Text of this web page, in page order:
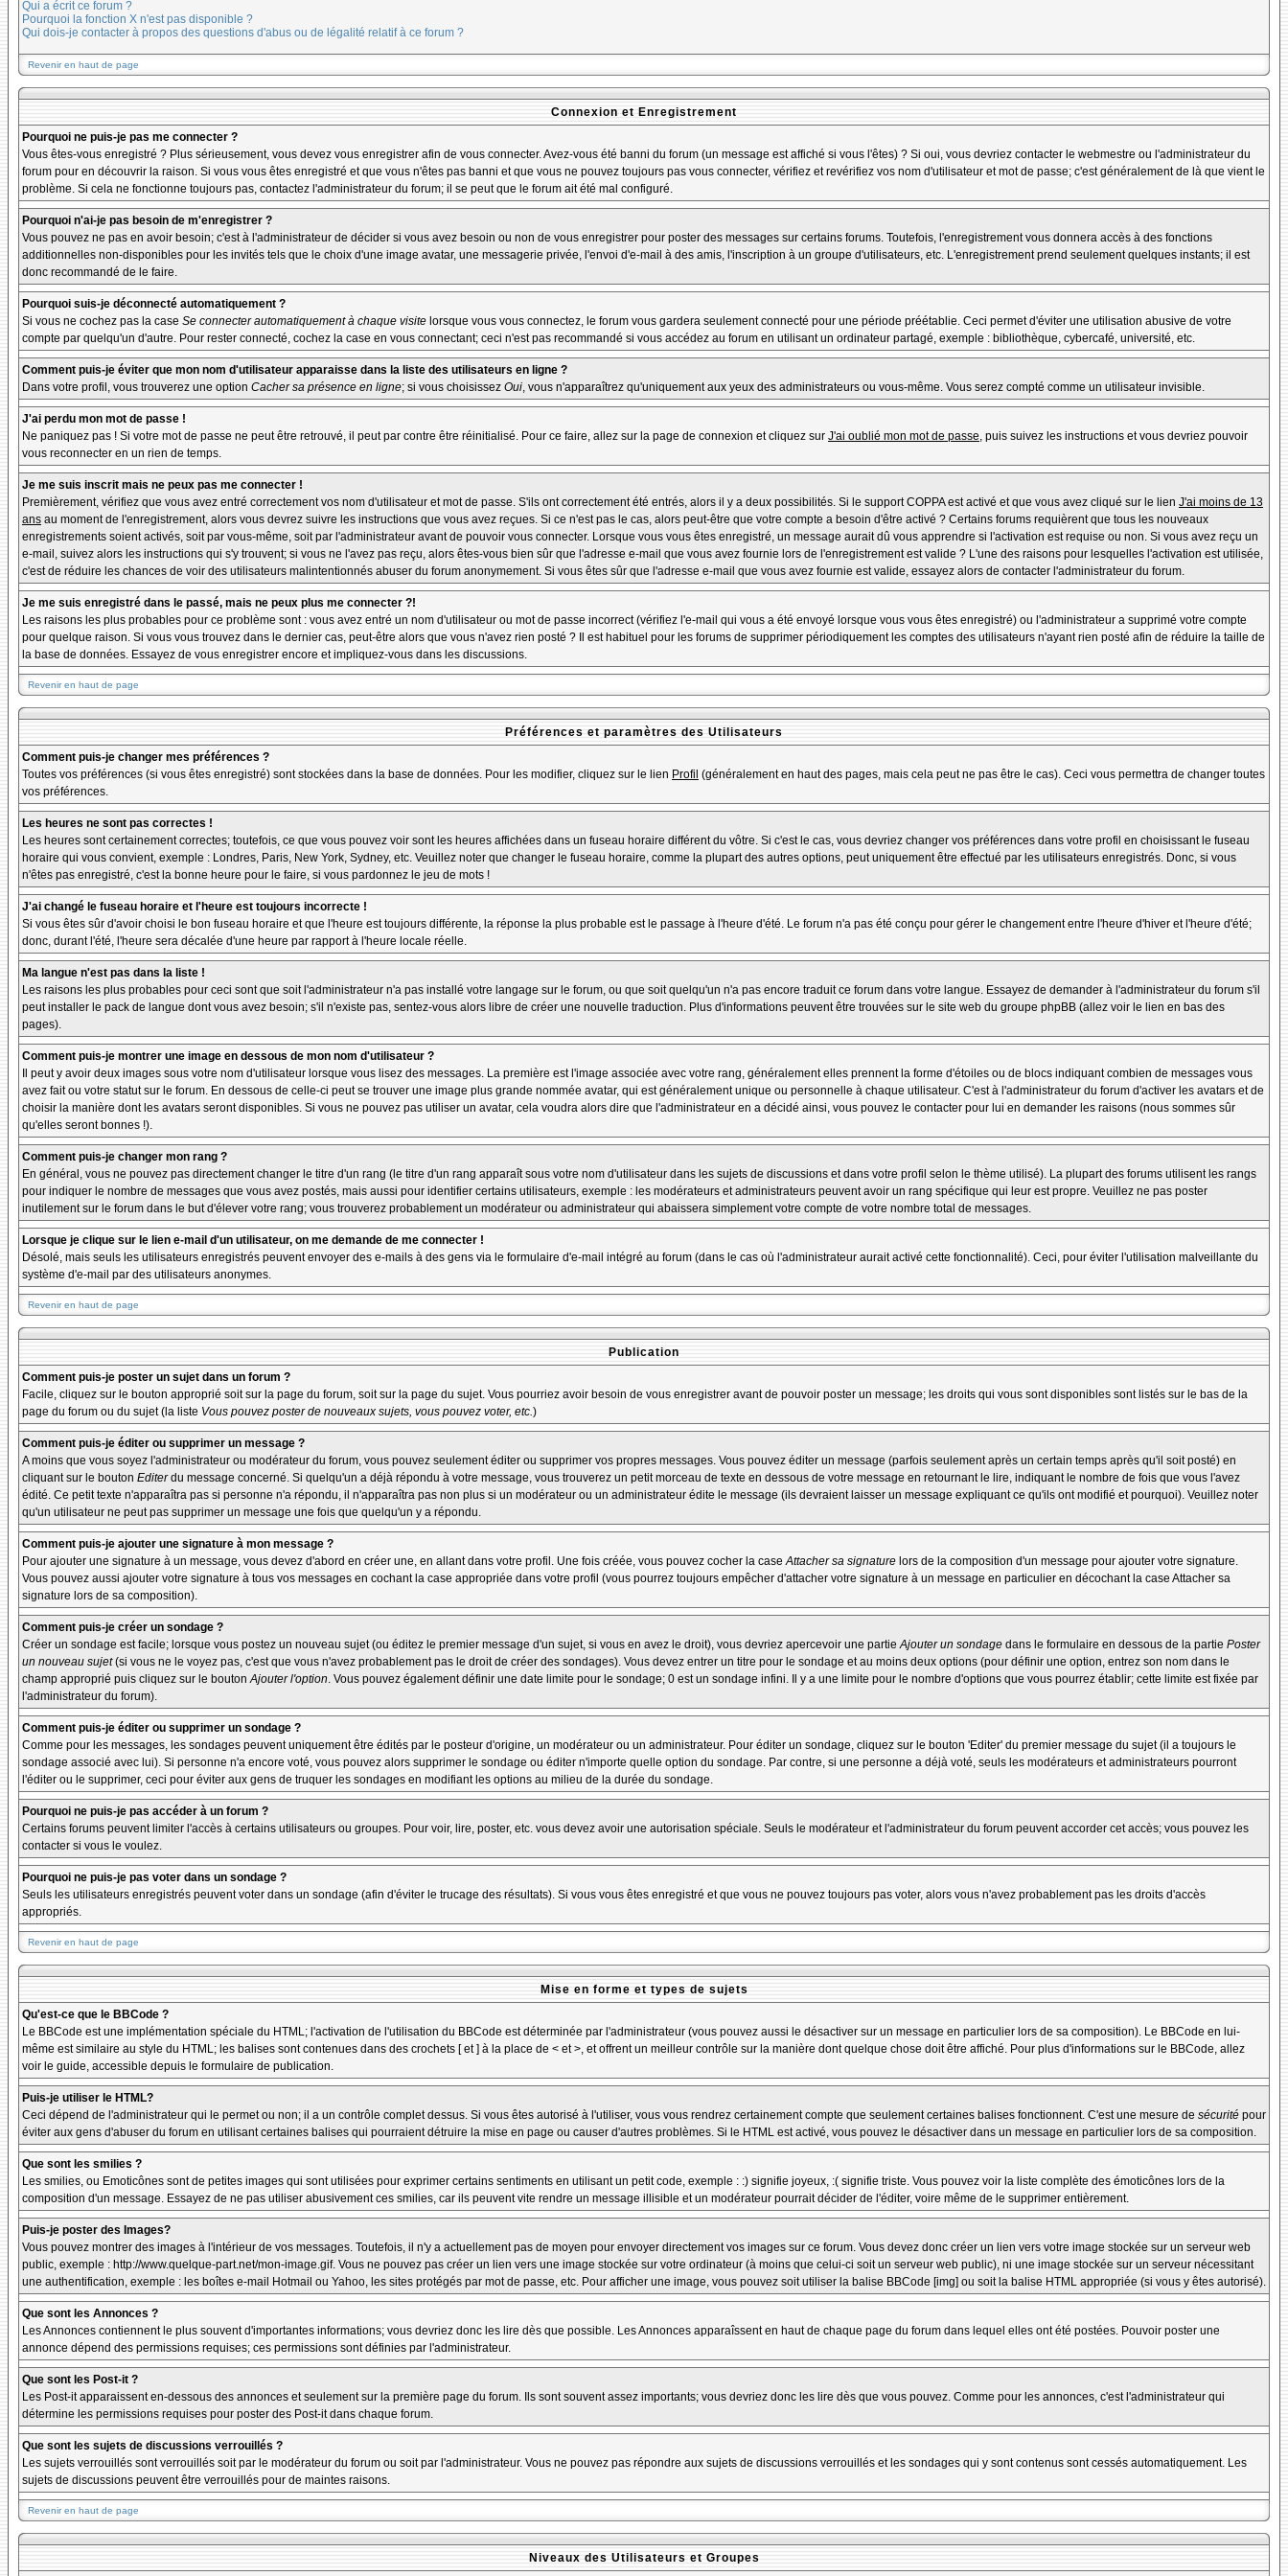
Qui a écrit ce forum ?
Pourquoi la fonction X n'est pas disponible ?
Qui dois-je contacter à propos des questions d'abus ou de légalité relatif à ce forum ?
Revenir en haut de page
Connexion et Enregistrement
Pourquoi ne puis-je pas me connecter ?
Vous êtes-vous enregistré ? Plus sérieusement, vous devez vous enregistrer afin de vous connecter. Avez-vous été banni du forum (un message est affiché si vous l'êtes) ? Si oui, vous devriez contacter le webmestre ou l'administrateur du
forum pour en découvrir la raison. Si vous vous êtes enregistré et que vous n'êtes pas banni et que vous ne pouvez toujours pas vous connecter, vérifiez et revérifiez vos nom d'utilisateur et mot de passe; c'est généralement de là que vient le
problème. Si cela ne fonctionne toujours pas, contactez l'administrateur du forum; il se peut que le forum ait été mal configuré.
Pourquoi n'ai-je pas besoin de m'enregistrer ?
Vous pouvez ne pas en avoir besoin; c'est à l'administrateur de décider si vous avez besoin ou non de vous enregistrer pour poster des messages sur certains forums. Toutefois, l'enregistrement vous donnera accès à des fonctions
additionnelles non-disponibles pour les invités tels que le choix d'une image avatar, une messagerie privée, l'envoi d'e-mail à des amis, l'inscription à un groupe d'utilisateurs, etc. L'enregistrement prend seulement quelques instants; il est
donc recommandé de le faire.
Pourquoi suis-je déconnecté automatiquement ?
Si vous ne cochez pas la case Se connecter automatiquement à chaque visite lorsque vous vous connectez, le forum vous gardera seulement connecté pour une période préétablie. Ceci permet d'éviter une utilisation abusive de votre
compte par quelqu'un d'autre. Pour rester connecté, cochez la case en vous connectant; ceci n'est pas recommandé si vous accédez au forum en utilisant un ordinateur partagé, exemple : bibliothèque, cybercafé, université, etc.
Comment puis-je éviter que mon nom d'utilisateur apparaisse dans la liste des utilisateurs en ligne ?
Dans votre profil, vous trouverez une option Cacher sa présence en ligne; si vous choisissez Oui, vous n'apparaîtrez qu'uniquement aux yeux des administrateurs ou vous-même. Vous serez compté comme un utilisateur invisible.
J'ai perdu mon mot de passe !
Ne paniquez pas ! Si votre mot de passe ne peut être retrouvé, il peut par contre être réinitialisé. Pour ce faire, allez sur la page de connexion et cliquez sur J'ai oublié mon mot de passe, puis suivez les instructions et vous devriez pouvoir
vous reconnecter en un rien de temps.
Je me suis inscrit mais ne peux pas me connecter !
Premièrement, vérifiez que vous avez entré correctement vos nom d'utilisateur et mot de passe. S'ils ont correctement été entrés, alors il y a deux possibilités. Si le support COPPA est activé et que vous avez cliqué sur le lien J'ai moins de 13
ans au moment de l'enregistrement, alors vous devrez suivre les instructions que vous avez reçues. Si ce n'est pas le cas, alors peut-être que votre compte a besoin d'être activé ? Certains forums requièrent que tous les nouveaux
enregistrements soient activés, soit par vous-même, soit par l'administrateur avant de pouvoir vous connecter. Lorsque vous vous êtes enregistré, un message aurait dû vous apprendre si l'activation est requise ou non. Si vous avez reçu un
e-mail, suivez alors les instructions qui s'y trouvent; si vous ne l'avez pas reçu, alors êtes-vous bien sûr que l'adresse e-mail que vous avez fournie lors de l'enregistrement est valide ? L'une des raisons pour lesquelles l'activation est utilisée,
c'est de réduire les chances de voir des utilisateurs malintentionnés abuser du forum anonymement. Si vous êtes sûr que l'adresse e-mail que vous avez fournie est valide, essayez alors de contacter l'administrateur du forum.
Je me suis enregistré dans le passé, mais ne peux plus me connecter ?!
Les raisons les plus probables pour ce problème sont : vous avez entré un nom d'utilisateur ou mot de passe incorrect (vérifiez l'e-mail qui vous a été envoyé lorsque vous vous êtes enregistré) ou l'administrateur a supprimé votre compte
pour quelque raison. Si vous vous trouvez dans le dernier cas, peut-être alors que vous n'avez rien posté ? Il est habituel pour les forums de supprimer périodiquement les comptes des utilisateurs n'ayant rien posté afin de réduire la taille de
la base de données. Essayez de vous enregistrer encore et impliquez-vous dans les discussions.
Revenir en haut de page
Préférences et paramètres des Utilisateurs
Comment puis-je changer mes préférences ?
Toutes vos préférences (si vous êtes enregistré) sont stockées dans la base de données. Pour les modifier, cliquez sur le lien Profil (généralement en haut des pages, mais cela peut ne pas être le cas). Ceci vous permettra de changer toutes
vos préférences.
Les heures ne sont pas correctes !
Les heures sont certainement correctes; toutefois, ce que vous pouvez voir sont les heures affichées dans un fuseau horaire différent du vôtre. Si c'est le cas, vous devriez changer vos préférences dans votre profil en choisissant le fuseau
horaire qui vous convient, exemple : Londres, Paris, New York, Sydney, etc. Veuillez noter que changer le fuseau horaire, comme la plupart des autres options, peut uniquement être effectué par les utilisateurs enregistrés. Donc, si vous
n'êtes pas enregistré, c'est la bonne heure pour le faire, si vous pardonnez le jeu de mots !
J'ai changé le fuseau horaire et l'heure est toujours incorrecte !
Si vous êtes sûr d'avoir choisi le bon fuseau horaire et que l'heure est toujours différente, la réponse la plus probable est le passage à l'heure d'été. Le forum n'a pas été conçu pour gérer le changement entre l'heure d'hiver et l'heure d'été;
donc, durant l'été, l'heure sera décalée d'une heure par rapport à l'heure locale réelle.
Ma langue n'est pas dans la liste !
Les raisons les plus probables pour ceci sont que soit l'administrateur n'a pas installé votre langage sur le forum, ou que soit quelqu'un n'a pas encore traduit ce forum dans votre langue. Essayez de demander à l'administrateur du forum s'il
peut installer le pack de langue dont vous avez besoin; s'il n'existe pas, sentez-vous alors libre de créer une nouvelle traduction. Plus d'informations peuvent être trouvées sur le site web du groupe phpBB (allez voir le lien en bas des
pages).
Comment puis-je montrer une image en dessous de mon nom d'utilisateur ?
Il peut y avoir deux images sous votre nom d'utilisateur lorsque vous lisez des messages. La première est l'image associée avec votre rang, généralement elles prennent la forme d'étoiles ou de blocs indiquant combien de messages vous
avez fait ou votre statut sur le forum. En dessous de celle-ci peut se trouver une image plus grande nommée avatar, qui est généralement unique ou personnelle à chaque utilisateur. C'est à l'administrateur du forum d'activer les avatars et de
choisir la manière dont les avatars seront disponibles. Si vous ne pouvez pas utiliser un avatar, cela voudra alors dire que l'administrateur en a décidé ainsi, vous pouvez le contacter pour lui en demander les raisons (nous sommes sûr
qu'elles seront bonnes !).
Comment puis-je changer mon rang ?
En général, vous ne pouvez pas directement changer le titre d'un rang (le titre d'un rang apparaît sous votre nom d'utilisateur dans les sujets de discussions et dans votre profil selon le thème utilisé). La plupart des forums utilisent les rangs
pour indiquer le nombre de messages que vous avez postés, mais aussi pour identifier certains utilisateurs, exemple : les modérateurs et administrateurs peuvent avoir un rang spécifique qui leur est propre. Veuillez ne pas poster
inutilement sur le forum dans le but d'élever votre rang; vous trouverez probablement un modérateur ou administrateur qui abaissera simplement votre compte de votre nombre total de messages.
Lorsque je clique sur le lien e-mail d'un utilisateur, on me demande de me connecter !
Désolé, mais seuls les utilisateurs enregistrés peuvent envoyer des e-mails à des gens via le formulaire d'e-mail intégré au forum (dans le cas où l'administrateur aurait activé cette fonctionnalité). Ceci, pour éviter l'utilisation malveillante du
système d'e-mail par des utilisateurs anonymes.
Revenir en haut de page
Publication
Comment puis-je poster un sujet dans un forum ?
Facile, cliquez sur le bouton approprié soit sur la page du forum, soit sur la page du sujet. Vous pourriez avoir besoin de vous enregistrer avant de pouvoir poster un message; les droits qui vous sont disponibles sont listés sur le bas de la
page du forum ou du sujet (la liste Vous pouvez poster de nouveaux sujets, vous pouvez voter, etc.)
Comment puis-je éditer ou supprimer un message ?
A moins que vous soyez l'administrateur ou modérateur du forum, vous pouvez seulement éditer ou supprimer vos propres messages. Vous pouvez éditer un message (parfois seulement après un certain temps après qu'il soit posté) en
cliquant sur le bouton Editerdu message concerné. Si quelqu'un a déjà répondu à votre message, vous trouverez un petit morceau de texte en dessous de votre message en retournant le lire, indiquant le nombre de fois que vous l'avez
édité. Ce petit texte n'apparaîtra pas si personne n'a répondu, il n'apparaîtra pas non plus si un modérateur ou un administrateur édite le message (ils devraient laisser un message expliquant ce qu'ils ont modifié et pourquoi). Veuillez noter
qu'un utilisateur ne peut pas supprimer un message une fois que quelqu'un y a répondu.
Comment puis-je ajouter une signature à mon message ?
Pour ajouter une signature à un message, vous devez d'abord en créer une, en allant dans votre profil. Une fois créée, vous pouvez cocher la caseAttacher sa signature lors de la composition d'un message pour ajouter votre signature.
Vous pouvez aussi ajouter votre signature à tous vos messages en cochant la case appropriée dans votre profil (vous pourrez toujours empêcher d'attacher votre signature à un message en particulier en décochant la case Attacher sa
signature lors de sa composition).
Comment puis-je créer un sondage ?
Créer un sondage est facile; lorsque vous postez un nouveau sujet (ou éditez le premier message d'un sujet, si vous en avez le droit), vous devriez apercevoir une partieAjouter un sondage dans le formulaire en dessous de la partie Poster
un nouveau sujet(si vous ne le voyez pas, c'est que vous n'avez probablement pas le droit de créer des sondages). Vous devez entrer un titre pour le sondage et au moins deux options (pour définir une option, entrez son nom dans le
champ approprié puis cliquez sur le boutonAjouter l'option. Vous pouvez également définir une date limite pour le sondage; 0 est un sondage infini. Il y a une limite pour le nombre d'options que vous pourrez établir; cette limite est fixée par
l'administrateur du forum).
Comment puis-je éditer ou supprimer un sondage ?
Comme pour les messages, les sondages peuvent uniquement être édités par le posteur d'origine, un modérateur ou un administrateur. Pour éditer un sondage, cliquez sur le bouton 'Editer' du premier message du sujet (il a toujours le
sondage associé avec lui). Si personne n'a encore voté, vous pouvez alors supprimer le sondage ou éditer n'importe quelle option du sondage. Par contre, si une personne a déjà voté, seuls les modérateurs et administrateurs pourront
l'éditer ou le supprimer, ceci pour éviter aux gens de truquer les sondages en modifiant les options au milieu de la durée du sondage.
Pourquoi ne puis-je pas accéder à un forum ?
Certains forums peuvent limiter l'accès à certains utilisateurs ou groupes. Pour voir, lire, poster, etc. vous devez avoir une autorisation spéciale. Seuls le modérateur et l'administrateur du forum peuvent accorder cet accès; vous pouvez les
contacter si vous le voulez.
Pourquoi ne puis-je pas voter dans un sondage ?
Seuls les utilisateurs enregistrés peuvent voter dans un sondage (afin d'éviter le trucage des résultats). Si vous vous êtes enregistré et que vous ne pouvez toujours pas voter, alors vous n'avez probablement pas les droits d'accès
appropriés.
Revenir en haut de page
Mise en forme et types de sujets
Qu'est-ce que le BBCode ?
Le BBCode est une implémentation spéciale du HTML; l'activation de l'utilisation du BBCode est déterminée par l'administrateur (vous pouvez aussi le désactiver sur un message en particulier lors de sa composition). Le BBCode en lui-
même est similaire au style du HTML; les balises sont contenues dans des crochets [ et ] à la place de < et >, et offrent un meilleur contrôle sur la manière dont quelque chose doit être affiché. Pour plus d'informations sur le BBCode, allez
voir le guide, accessible depuis le formulaire de publication.
Puis-je utiliser le HTML?
Ceci dépend de l'administrateur qui le permet ou non; il a un contrôle complet dessus. Si vous êtes autorisé à l'utiliser, vous vous rendrez certainement compte que seulement certaines balises fonctionnent. C'est une mesure de sécurité pour
éviter aux gens d'abuser du forum en utilisant certaines balises qui pourraient détruire la mise en page ou causer d'autres problèmes. Si le HTML est activé, vous pouvez le désactiver dans un message en particulier lors de sa composition.
Que sont les smilies ?
Les smilies, ou Emoticônes sont de petites images qui sont utilisées pour exprimer certains sentiments en utilisant un petit code, exemple : :) signifie joyeux, :( signifie triste. Vous pouvez voir la liste complète des émoticônes lors de la
composition d'un message. Essayez de ne pas utiliser abusivement ces smilies, car ils peuvent vite rendre un message illisible et un modérateur pourrait décider de l'éditer, voire même de le supprimer entièrement.
Puis-je poster des Images?
Vous pouvez montrer des images à l'intérieur de vos messages. Toutefois, il n'y a actuellement pas de moyen pour envoyer directement vos images sur ce forum. Vous devez donc créer un lien vers votre image stockée sur un serveur web
public, exemple : http://www.quelque-part.net/mon-image.gif. Vous ne pouvez pas créer un lien vers une image stockée sur votre ordinateur (à moins que celui-ci soit un serveur web public), ni une image stockée sur un serveur nécessitant
une authentification, exemple : les boîtes e-mail Hotmail ou Yahoo, les sites protégés par mot de passe, etc. Pour afficher une image, vous pouvez soit utiliser la balise BBCode [img] ou soit la balise HTML appropriée (si vous y êtes autorisé).
Que sont les Annonces ?
Les Annonces contiennent le plus souvent d'importantes informations; vous devriez donc les lire dès que possible. Les Annonces apparaîssent en haut de chaque page du forum dans lequel elles ont été postées. Pouvoir poster une
annonce dépend des permissions requises; ces permissions sont définies par l'administrateur.
Que sont les Post-it ?
Les Post-it apparaissent en-dessous des annonces et seulement sur la première page du forum. Ils sont souvent assez importants; vous devriez donc les lire dès que vous pouvez. Comme pour les annonces, c'est l'administrateur qui
détermine les permissions requises pour poster des Post-it dans chaque forum.
Que sont les sujets de discussions verrouillés ?
Les sujets verrouillés sont verrouillés soit par le modérateur du forum ou soit par l'administrateur. Vous ne pouvez pas répondre aux sujets de discussions verrouillés et les sondages qui y sont contenus sont cessés automatiquement. Les
sujets de discussions peuvent être verrouillés pour de maintes raisons.
Revenir en haut de page
Niveaux des Utilisateurs et Groupes